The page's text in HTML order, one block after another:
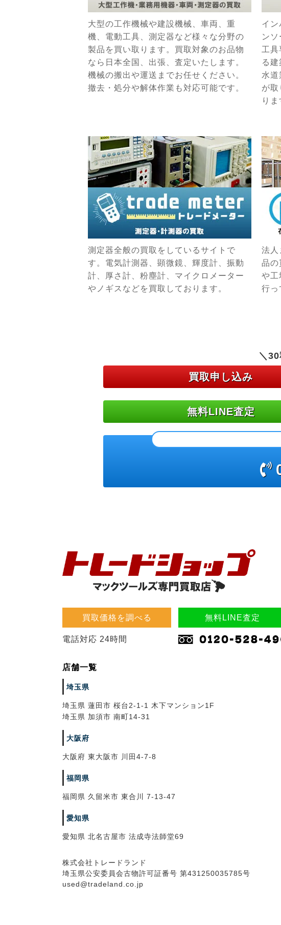
大型の工作機械や建設機械、車両、重
機、電動工具、測定器など様々な分野の
製品を買い取ります。買取対象のお品物
なら日本全国、出張、査定いたします。
機械の搬出や運送までお任せください。
撤去・処分や解体作業も対応可能です。
イン
ン
工具
る
水
が取
りま
測定器全般の買取をしているサイトで
す。電気計測器、顕微鏡、輝度計、振動
計、厚さ計、粉塵計、マイクロメーター
やノギスなどを買取しております。
法人
品の
や工
行っ
＼
買取申し込み
無料LINE査定
買取価格を調べる 無料LINE査定
電話対応 24時間
店舗一覧
埼玉県
埼玉県 蓮田市 桜台2-1-1 木下マンション1F
埼玉県 加須市 南町14-31
大阪府
大阪府 東大阪市 川田4-7-8
福岡県
福岡県 久留米市 東合川 7-13-47
愛知県
愛知県 北名古屋市 法成寺法師堂69
株式会社トレードランド
埼玉県公安委員会古物許可証番号 第431250035785号
used@tradeland.co.jp